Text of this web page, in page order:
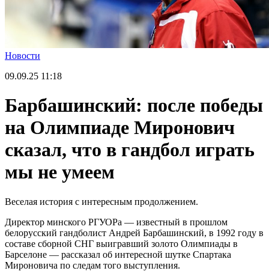
Новости
09.09.25 11:18
Барбашинский: после победы
на Олимпиаде Миронович
сказал, что в гандбол играть
мы не умеем
Веселая история с интересным продолжением.
Директор минского РГУОРа — известный в прошлом
белорусский гандболист Андрей Барбашинский, в 1992 году в
составе сборной СНГ выигравший золото Олимпиады в
Барселоне — рассказал об интересной шутке Спартака
Мироновича по следам того выступления.